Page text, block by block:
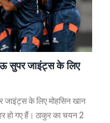
सुपर जाइंट्स के लिए
के लिए मोहसिन खान
हो गए हैं। ठाकुर का चयन 2